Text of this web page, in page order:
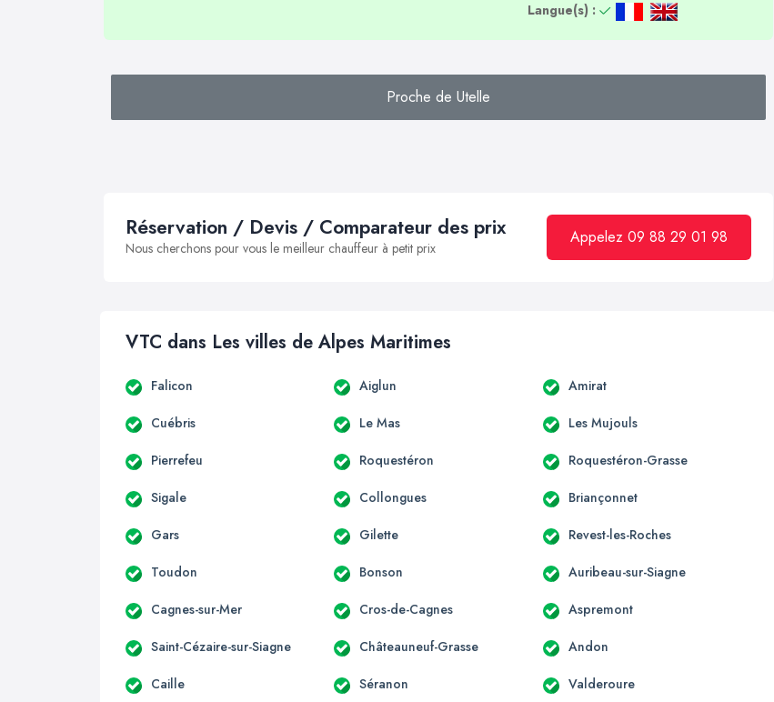
Langue(s) :
Proche de Utelle
Réservation / Devis / Comparateur des prix
Nous cherchons pour vous le meilleur chauffeur à petit prix
Appelez 09 88 29 01 98
VTC dans Les villes de Alpes Maritimes
Falicon Aiglun Amirat
Cuébris Le Mas Les Mujouls
Pierrefeu Roquestéron Roquestéron-Grasse
Sigale Collongues Briançonnet
Gars Gilette Revest-les-Roches
Toudon Bonson Auribeau-sur-Siagne
Cagnes-sur-Mer Cros-de-Cagnes Aspremont
Saint-Cézaire-sur-Siagne Châteauneuf-Grasse Andon
Caille Séranon Valderoure